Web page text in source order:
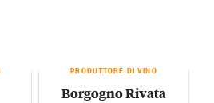
PRODUTTORE DI VINO
Borgogno Rivata